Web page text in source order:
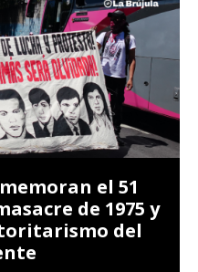
el 51
de 1975 y
del